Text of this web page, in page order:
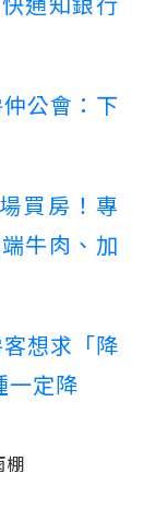
公會：下
買房！專
牛肉、加
想求「降
一定降
棚